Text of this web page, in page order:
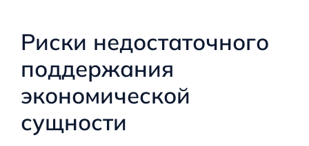
Риски недостаточного
поддержания
экономической
сущности